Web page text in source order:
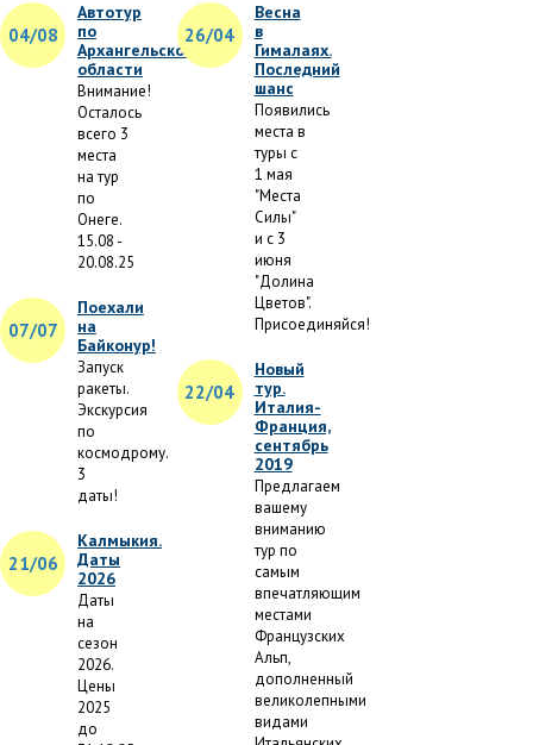
04/08
Автотур
по
Архангельской
области
Внимание!
Осталось
всего 3
места
на тур
по
Онеге.
15.08 -
20.08.25
07/07
Поехали
на
Байконур!
Запуск
ракеты.
Экскурсия
по
космодрому.
3
даты!
21/06
Калмыкия.
Даты
2026
Даты
на
сезон
2026.
Цены
2025
до
26/04
Весна
в
Гималаях.
Последний
шанс
Появились
места в
туры с
1 мая
"Места
Силы"
и с 3
июня
"Долина
Цветов".
Присоединяйся!
22/04
Новый
тур.
Италия-
Франция,
сентябрь
2019
Предлагаем
вашему
вниманию
тур по
самым
впечатляющим
местами
Французских
Альп,
дополненный
великолепными
видами